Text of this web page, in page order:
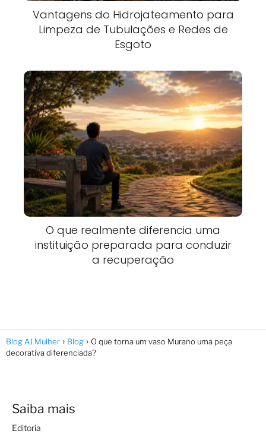
Vantagens do Hidrojateamento para
Limpeza de Tubulações e Redes de
Esgoto
O que realmente diferencia uma
instituição preparada para conduzir
a recuperação
Blog AJ Mulher Blog
O que torna um vaso Murano uma peça
decorativa diferenciada?
Saiba mais
Editoria